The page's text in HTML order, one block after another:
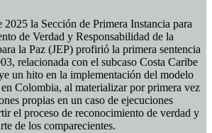
2025 la Sección de Primera Instancia para
de Verdad y Responsabilidad de la
la Paz (JEP) profirió la primera sentencia
relacionada con el subcaso Costa Caribe
un hito en la implementación del modelo
Colombia, al materializar por primera vez
propias en un caso de ejecuciones
el proceso de reconocimiento de verdad y
de los comparecientes.